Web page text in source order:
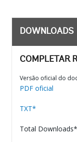
DOWNLOADS
COMPLETAR
Versão oficial do
PDF oficial
TXT*
Total